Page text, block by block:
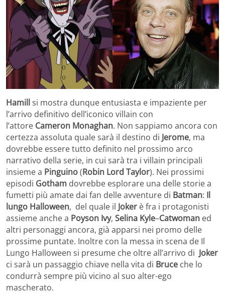
Hamill si mostra dunque entusiasta e impaziente per
l’arrivo definitivo dell’iconico villain con
l’attore Cameron Monaghan. Non sappiamo ancora con
certezza assoluta quale sarà il destino di Jerome, ma
dovrebbe essere tutto definito nel prossimo arco
narrativo della serie, in cui sarà tra i villain principali
insieme a Pinguino(Robin Lord Taylor). Nei prossimi
episodi Gotham dovrebbe esplorare una delle storie a
fumetti più amate dai fan delle avventure di Batman: Il
lungo Halloween, del quale il Joker è fra i protagonisti
assieme anche a Poyson Ivy, Selina Kyle–Catwoman ed
altri personaggi ancora, già apparsi nei promo delle
prossime puntate. Inoltre con la messa in scena de Il
Lungo Halloween si presume che oltre all’arrivo di Joker
ci sarà un passaggio chiave nella vita di Bruce che lo
condurrà sempre più vicino al suo alter-ego
mascherato.